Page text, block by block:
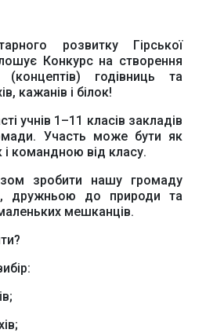
розвитку Гірської
Конкурс на створення
(концептів) годівниць та
кажанів і білок!
учнів 1–11 класів закладів
Участь може бути як
і командною від класу.
зробити нашу громаду
дружньою до природи та
мешканців.